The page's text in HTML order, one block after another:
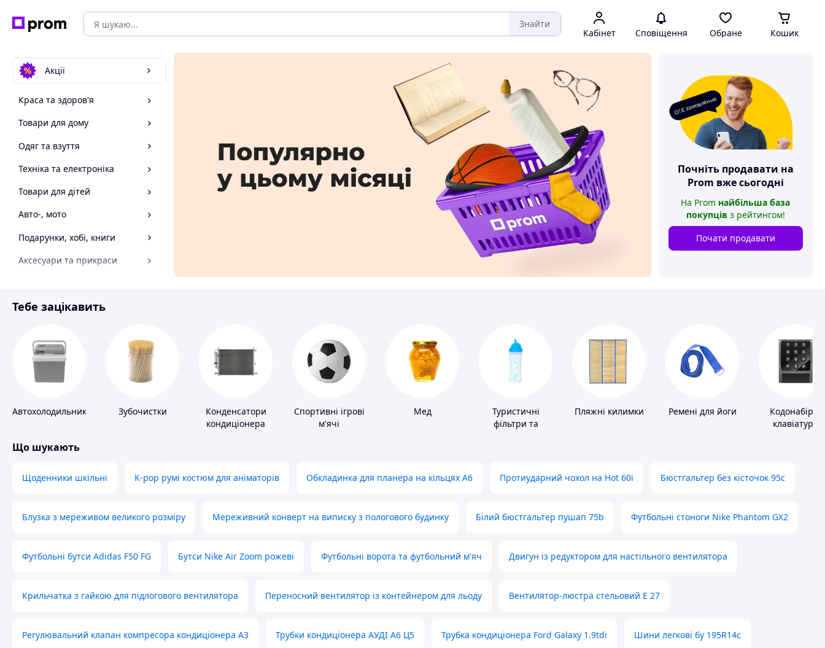
Знайти
Кабінет Сповіщення Обране Кошик
Акції
Краса та здоров'я
Товари для дому
Одяг та взуття
Техніка та електроніка
Товари для дітей
Авто-, мото
Подарунки, хобі, книги
Аксесуари та прикраси
Спорт і відпочинок
О! Є замовлення
Почніть продавати на
Prom вже сьогодні
На Prom найбільша база
покупців з рейтингом!
Почати продавати
Тебе зацікавить
Автохолодильники Зубочистки
Конденсатори
кондиціонера
Спортивні ігрові
м'ячі
Мед
Туристичні
фільтри та
Пляжні килимки Ремені для йоги
Кодонабірні
клавіатури
Що шукають
Щоденники шкільні K-pop румі костюм для аніматорів Обкладинка для планера на кільцях А6 Протиударний чохол на Hot 60i Бюстгальтер без кісточок 95с
Блузка з мереживом великого розміру Мереживний конверт на виписку з пологового будинку Білий бюстгальтер пушап 75b Футбольні стоноги Nike Phantom GX2
Футбольні бутси Adidas F50 FG Бутси Nike Air Zoom рожеві Футбольні ворота та футбольний м'яч Двигун із редуктором для настільного вентилятора
Крильчатка з гайкою для підлогового вентилятора Переносний вентилятор із контейнером для льоду Вентилятор-люстра стельовий E 27
Регулювальний клапан компресора кондиціонера А3 Трубки кондиціонера АУДІ А6 Ц5 Трубка кондиціонера Ford Galaxy 1.9tdi Шини легкові бу 195R14c